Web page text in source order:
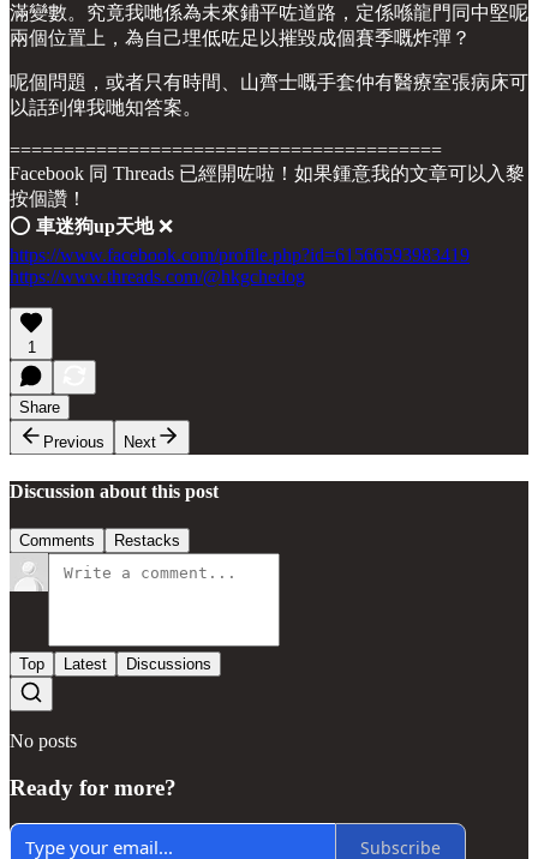
滿變數。究竟我哋係為未來鋪平咗道路，定係喺龍門同中堅呢
兩個位置上，為自己埋低咗足以摧毀成個賽季嘅炸彈？
呢個問題，或者只有時間、山齊士嘅手套仲有醫療室張病床可
以話到俾我哋知答案。
========================================
Facebook 同 Threads 已經開咗啦！如果鍾意我的文章可以入黎
按個讚！
⭕️ 車迷狗up天地❌
https://www.facebook.com/profile.php?id=61566593983419
https://www.threads.com/@hkgchedog
1
Share
Previous
Next
Discussion about this post
Comments Restacks
Top Latest Discussions
No posts
Ready for more?
Subscribe